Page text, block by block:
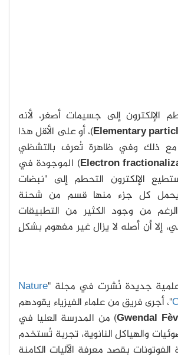
الإلكترون إلى جسيمات أصغر، لأنه
Elementary)، أو على الأقل هذا
مع ذلك وفي ظاهرة تُعرف بالتشظي
Electron) الموجودة في
الإلكترون التحطم إلى "نبضات
كل جزء منها قسم من شحنة
من وجود الكثير من التطبيقات
إلا أن أصله لا يزال غير مفهوم بشكلٍ
علمية جديدة نُشرت في مجلة "Nature
"، أجرى فريق من علماء الفيزياء يقودهم
Gwendal) من المدرسة العليا في
والهياكل النانوية، تجربة تُستخدم
بقصد معرفة الآليات الكامنة